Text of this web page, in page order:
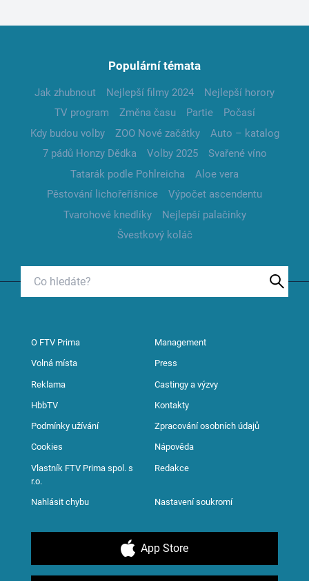
Populární témata
Jak zhubnout Nejlepší filmy 2024
Nejlepší horory
TV program
Změna času Partie
Počasí
Kdy budou volby
ZOO Nové začátky
Auto – katalog
7 pádů Honzy Dědka
Volby 2025
Svařené víno
Tatarák podle Pohlreicha
Aloe vera
Pěstování lichořeřišnice
Výpočet ascendentu
Tvarohové knedlíky
Nejlepší palačinky
Švestkový koláč
O FTV Prima Management
Volná místa Press
Reklama Castingy a výzvy
HbbTV Kontakty
Podmínky užívání Zpracování osobních údajů
Cookies Nápověda
Vlastník FTV Prima spol. s
r.o.
Redakce
Nahlásit chybu Nastavení soukromí
App Store